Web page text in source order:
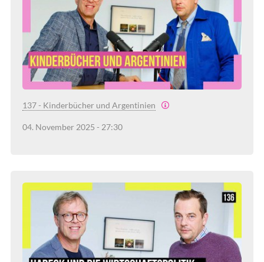
137 - Kinderbücher und Argentinien
04. November 2025 - 27:30